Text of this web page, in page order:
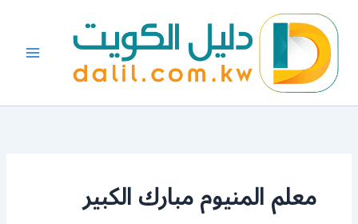
المحتوى
معلم المنيوم مبارك الكبير